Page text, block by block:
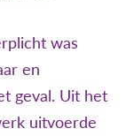
was
en
geval. Uit het
uitvoerde